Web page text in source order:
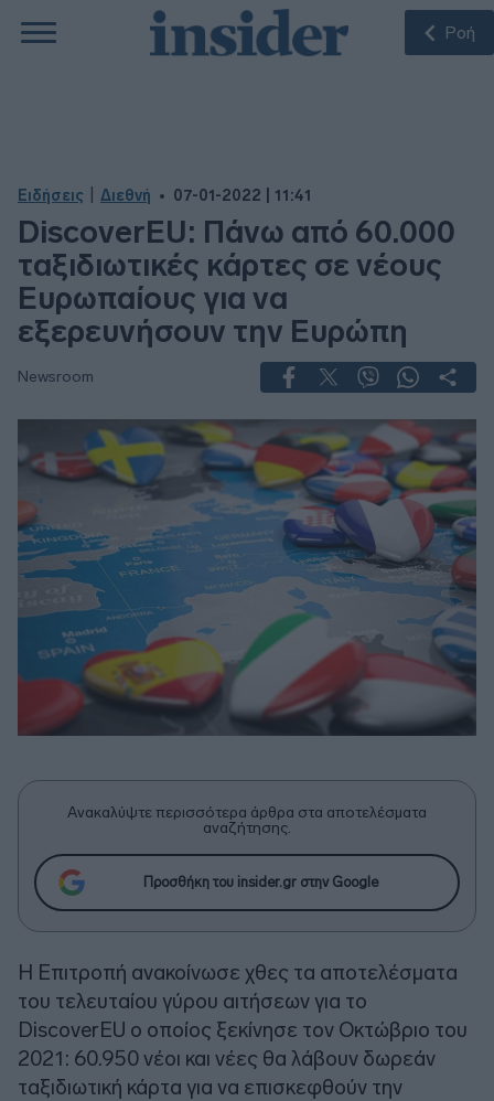
Ροή
Ειδήσεις Διεθνή 07-01-2022 | 11:41
DiscoverEU: Πάνω από 60.000
ταξιδιωτικές κάρτες σε νέους
Ευρωπαίους για να
εξερευνήσουν την Ευρώπη
Newsroom
Ανακαλύψτε περισσότερα άρθρα στα αποτελέσματα
αναζήτησης.
Προσθήκη του insider.gr στην Google
Η Επιτροπή ανακοίνωσε χθες τα αποτελέσματα
του τελευταίου γύρου αιτήσεων για το
DiscoverEU ο οποίος ξεκίνησε τον Οκτώβριο του
2021: 60.950 νέοι και νέες θα λάβουν δωρεάν
ταξιδιωτική κάρτα για να επισκεφθούν την